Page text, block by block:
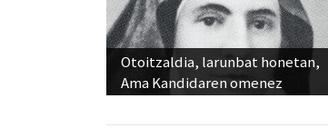
Otoitzaldia, larunbat honetan,
Ama Kandidaren omenez